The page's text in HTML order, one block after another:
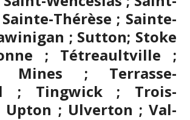
Thérèse ; Sainte-
; Sutton; Stoke
; Tétreaultville ;
Mines ; Terrasse-
; Tingwick ; Trois-
Upton ; Ulverton ; Val-